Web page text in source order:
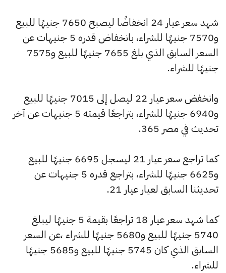
شهد سعر عيار 24 انخفاضًا ليصبح 7650 جنيهًا للبيع
و7570 جنيهًا للشراء، بانخفاض قدره 5 جنيهات عن
السعر السابق الذي بلغ 7655 جنيهًا للبيع و7575
جنيهًا للشراء.
وانخفض سعر عيار 22 ليصل إلى 7015 جنيهًا للبيع
و6940 جنيهًا للشراء، بتراجعًا قيمته 5 جنيهات عن آخر
تحديث في مصر 365.
كما تراجع سعر عيار 21 ليسجل 6695 جنيهًا للبيع
و6625 جنيهًا للشراء، بتراجع قدره 5 جنيهات عن
تحديثنا السابق لعيار عيار 21.
كما شهد سعر عيار 18 تراجعًا بقيمة 5 جنيهًا ليبلغ
5740 جنيهًا للبيع و5680 جنيهًا للشراء ،عن السعر
السابق الذي كان 5745 جنيهًا للبيع و5685 جنيهًا
للشراء.